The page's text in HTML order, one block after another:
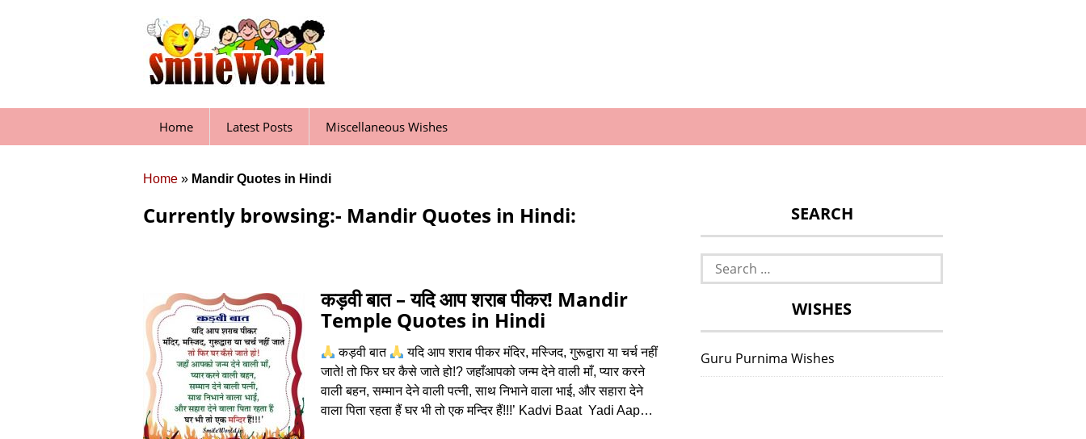
Home Latest Posts Miscellaneous Wishes
Home » Mandir Quotes in Hindi
Currently browsing:- Mandir Quotes in Hindi:
कड़वी बात – यदि आप शराब पीकर! Mandir
Temple Quotes in Hindi
कड़वी बात
यदि आप शराब पीकर मंदिर, मस्जिद, गुरूद्वारा या चर्च नहीं
जाते! तो फिर घर कैसे जाते हो!? जहाँआपको जन्म देने वाली माँ, प्यार करने
वाली बहन, सम्मान देने वाली पत्नी, साथ निभाने वाला भाई, और सहारा देने
वाला पिता रहता हैं घर भी तो एक मन्दिर हैं!!!’ Kadvi Baat Yadi Aap…
SEARCH
Search
for:
WISHES
Guru Purnima Wishes